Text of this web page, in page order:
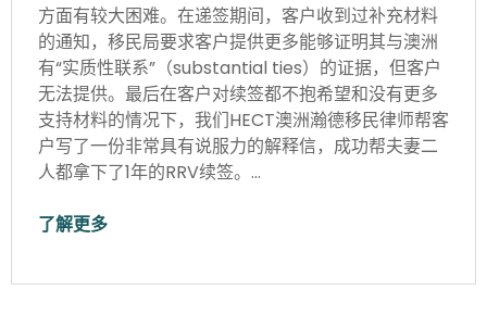
方面有较大困难。在递签期间，客户收到过补充材料
的通知，移民局要求客户提供更多能够证明其与澳洲
有“实质性联系”（substantial ties）的证据，但客户
无法提供。最后在客户对续签都不抱希望和没有更多
支持材料的情况下，我们HECT澳洲瀚德移民律师帮客
户写了一份非常具有说服力的解释信，成功帮夫妻二
人都拿下了1年的RRV续签。…
了解更多